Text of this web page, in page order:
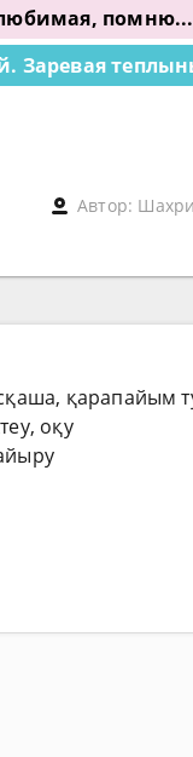
Заревая
Автор:
қарапайым
оқу